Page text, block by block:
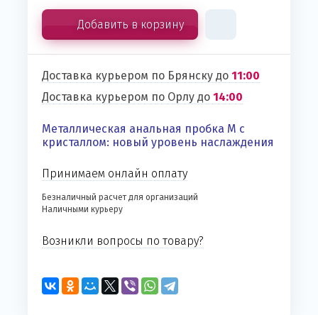
Добавить в корзину
Доставка курьером по Брянску до 11:00
Доставка курьером по Орлу до 14:00
Металлическая анальная пробка M с
кристаллом: новый уровень наслаждения
Принимаем онлайн оплату
Безналичный расчет для организаций
Наличными курьеру
Возникли вопросы по товару?